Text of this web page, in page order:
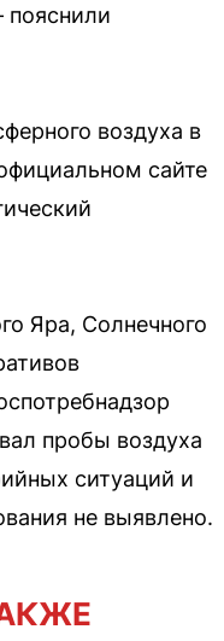
пояснили
воздуха в
сайте
Яра, Солнечного
пробы воздуха
ситуаций и
не выявлено.